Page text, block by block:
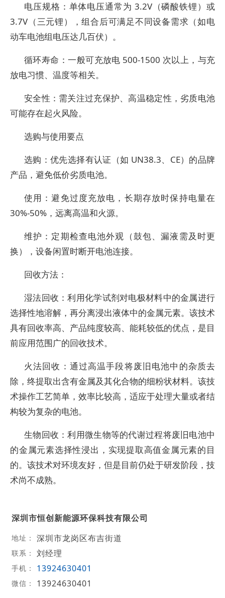
电压规格：单体电压通常为 3.2V（磷酸铁锂）或
3.7V（三元锂），组合后可满足不同设备需求（如电
动车电池组电压达几百伏）。
循环寿命：一般可充放电 500-1500 次以上，与充
放电习惯、温度等相关。
安全性：需关注过充保护、高温稳定性，劣质电池
可能存在起火风险。
选购与使用要点
选购：优先选择有认证（如 UN38.3、CE）的品牌
产品，避免低价劣质电池。
使用：避免过度充放电，长期存放时保持电量在
30%-50%，远离高温和火源。
维护：定期检查电池外观（鼓包、漏液需及时更
换），设备闲置时断开电池连接。
回收方法：
湿法回收：利用化学试剂对电极材料中的金属进行
选择性地溶解，再分离浸出液体中的金属元素。该技术
具有回收率高、产品纯度较高、能耗较低的优点，是目
前应用范围广的回收技术。
火法回收：通过高温手段将废旧电池中的杂质去
除，终提取出含有金属及其化合物的细粉状材料。该技
术操作工艺简单，效率比较高，适应于处理大量或者结
构较为复杂的电池。
生物回收：利用微生物等的代谢过程将废旧电池中
的金属元素选择性浸出，实现提取高值金属元素的目
的。该技术对环境友好，但是目前仍处于研发阶段，技
术尚不成熟。
深圳市恒创新能源环保科技有限公司
地址： 深圳市龙岗区布吉街道
联系： 刘经理
手机： 13924630401
微信： 13924630401